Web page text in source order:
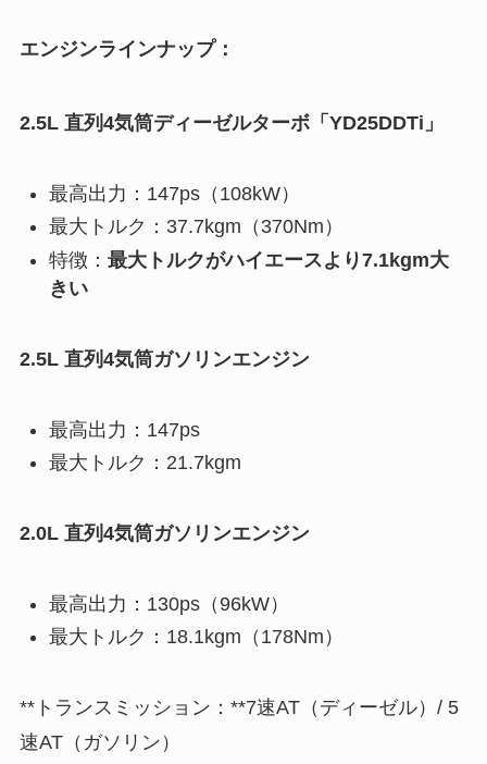
エンジンラインナップ：
2.5L 直列4気筒ディーゼルターボ「YD25DDTi」
最高出力：147ps（108kW）
最大トルク：37.7kgm（370Nm）
特徴： 最大トルクがハイエースより7.1kgm大
きい
2.5L 直列4気筒ガソリンエンジン
最高出力：147ps
最大トルク：21.7kgm
2.0L 直列4気筒ガソリンエンジン
最高出力：130ps（96kW）
最大トルク：18.1kgm（178Nm）
**トランスミッション：**7速AT（ディーゼル）/ 5
速AT（ガソリン）